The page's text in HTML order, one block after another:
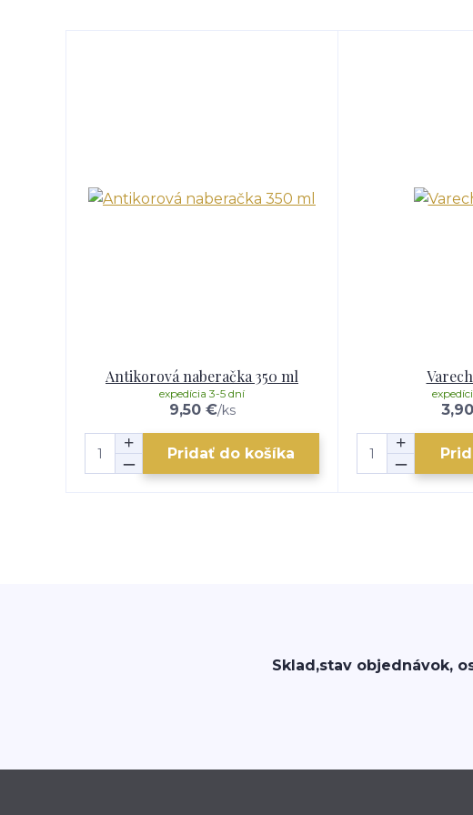
Antikorová naberačka 350 ml
9,50 €/ks
expedícia 3-5 dní
Pridať do košíka
Sklad,stav objednávok,